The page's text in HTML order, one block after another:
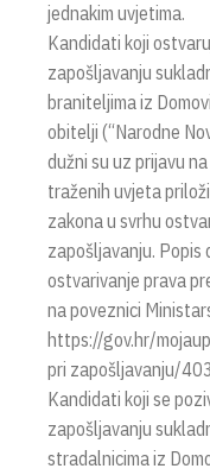
jednakim uvjetima.
Kandidati koji
zapošljavanju
braniteljima iz
obitelji (“Narodne
dužni su uz prijavu
traženih uvjeta
zakona u svrhu
zapošljavanju.
ostvarivanje prava
na poveznici
https://gov.hr/
pri zapošljavanju/403
Kandidati koji se
zapošljavanju
stradalnicima iz